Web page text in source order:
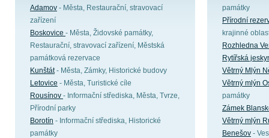
Adamov - Města, Restaurační, stravovací
zařízení
Boskovice - Města, Židovské památky,
Restaurační, stravovací zařízení, Městská
památková rezervace
Kunštát- Města, Zámky, Historické budovy
Letovice - Města, Turistické cíle
Rousínov - Informační střediska, Města, Tvrze,
Přírodní parky
Borotín - Informační střediska, Historické
památky
památky
Přírodní
krajinné
Rozhledna
Rytířská
Větrný Mlýn
Větrný mlýn
památky
Zámek
Větrný mlýn
Benešov -